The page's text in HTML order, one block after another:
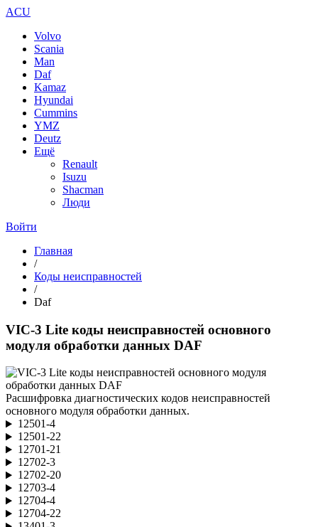
ACU
Volvo
Scania
Man
Daf
Kamaz
Hyundai
Cummins
YMZ
Deutz
Ещё
Renault
Isuzu
Shacman
Люди
Войти
Главная
/
Коды неисправностей
/
Daf
VIC-3 Lite коды неисправностей основного
модуля обработки данных DAF
Расшифровка диагностических кодов неисправностей
основного модуля обработки данных.
12501-4
12501-22
12701-21
12702-3
12702-20
12703-4
12704-4
12704-22